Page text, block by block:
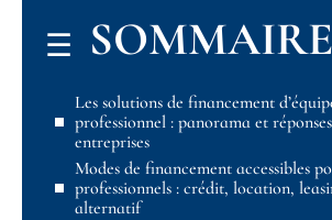
SOMMAIRE
Les solutions de financement
professionnel : panorama et
entreprises
Modes de financement accessibles
professionnels : crédit, location,
alternatif